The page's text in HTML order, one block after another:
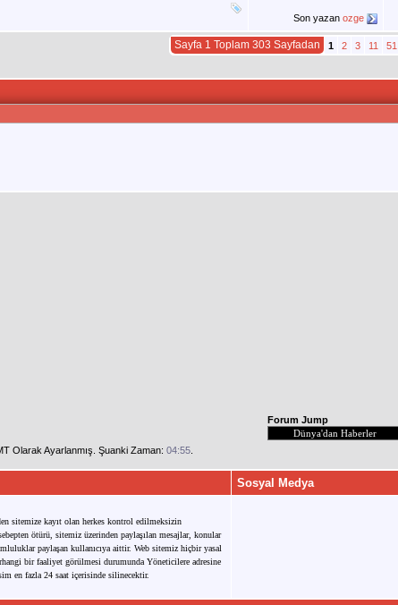
Son yazan ozge
Sayfa 1 Toplam 303 Sayfadan 1 2 3 11 51
Forum Jump
Olarak Ayarlanmış. Şuanki Zaman: 04:55
Sosyal Medya
sitemize kayıt olan herkes kontrol edilmeksizin
ötürü, sitemiz üzerinden paylaşılan mesajlar, konular
paylaşan kullanıcıya aittir. Web sitemiz hiçbir yasal
bir faaliyet görülmesi durumunda Yöneticilere adresine
en fazla 24 saat içerisinde silinecektir.